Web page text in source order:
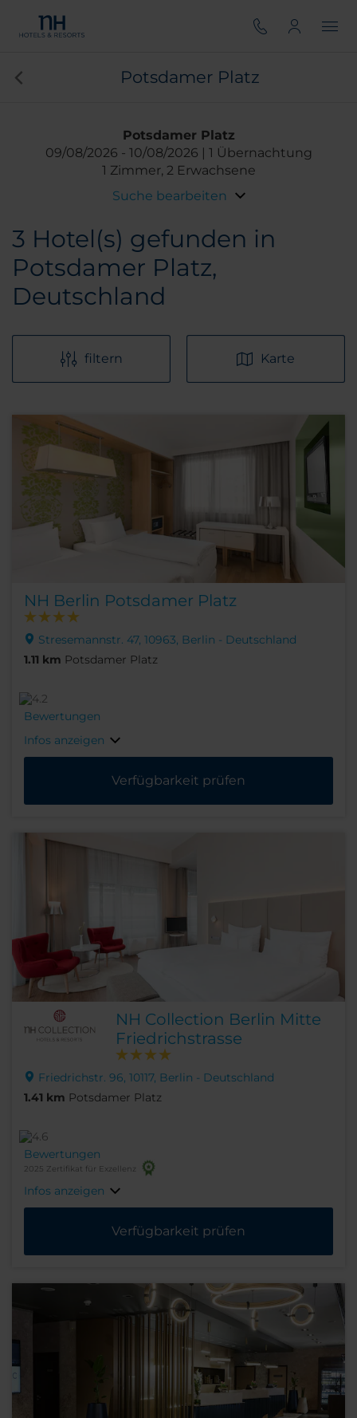
Potsdamer Platz
Potsdamer Platz
09/08/2026
10/08/2026
1 Übernachtung
1 Zimmer, 2 Erwachsene
Suche bearbeiten
3 Hotel(s) gefunden in
Potsdamer Platz,
Deutschland
filtern Karte
NH Berlin Potsdamer Platz
Stresemannstr. 47, 10963, Berlin - Deutschland
1.11 km Potsdamer Platz
Bewertungen
Infos anzeigen
Verfügbarkeit prüfen
NH Collection Berlin Mitte
Friedrichstrasse
Friedrichstr. 96, 10117, Berlin - Deutschland
1.41 km Potsdamer Platz
Bewertungen
2025 Zertifikat für Exzellenz
Infos anzeigen
Verfügbarkeit prüfen